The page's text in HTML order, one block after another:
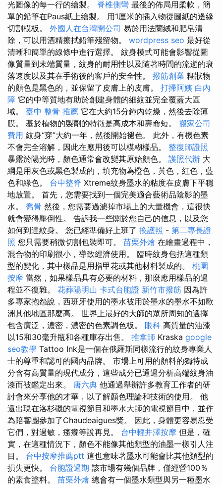
光圖像的每一行的繪製。 脊椎側彎 最後的佈局用柔軟，簡
單的鉛筆在Paus紙上繪製。 用1厘米的插入物從圖紙的邊緣
切割模板。 外國人在台灣開公司 易於用法蘭絨和肥皂清
除，可以用酒精擦拭鉛筆殘留物。 wordpress seo 最好從
清晰和簡單的線條中進行選擇。 紋身模式可能會影響從圖
像質量到末端質量，紋身的耐用性以及隨著時間的流逝的衰
落速度以及其在手術後的客戶的安全性。 撥筋創業 糊狀物
的顏色是黑色的，並保留了皮膚上的皮膚。 打掃阿姨 白內
障 它的中等質地有助於創建身體的細紋並完全覆蓋大區
域。 臺中 整骨 推薦 它在大約15分鐘內乾燥，然後去除薄
膜。 基於植物的製劑的特徵是高成本和壽命短。 搬家公司
費用 紋身“穿”大約一年，然後開始褪色。 此外，有機色素
不會完全溶解，因此在應用後可以模糊樣品。 整復師證照
暴露於陽光時，顏色通常會改變其原始顏色。 護照代辦 大
綱是用灰色或黑色製成的，填充物為橙色，黃色，紅色，藍
色和綠色。 台中整脊 Xtreme紋身墨水的粘度在皮膚下平穩
地放置。 首先，您需要找到一個完美適合藝術品陰影的墨
水。 喬骨 然後，您需要過濾掉市場上的大量機會，這很快
就會變得壓倒性。 告訴我一些關於您自己的信息，以及您
如何到達紋身。 您已經準備好上班了 換護照 - 第二專長證
照 您只需要稍微切割包裝即可。 苗栗外燴 在繪畫過程中，
混合物的印刷很小，導致經濟使用。 臨時紋身包括這種類
型的變化，其中樣品是用指甲花或其他材料製成的。 桃園
按摩 當然，如果樣品具有必要的材料，那麼應用樣品的過
程並不復雜。 花葬陽明山 卡式台胞證 新竹市撥筋 因為許
多專家抱怨說，西班牙使用的墨水被用於墨水的墨水不如歐
洲其他地區那麼高。 世界上最好的大師的眾所周知的選擇
包含廣泛，濃密，濃密的色素調色板。 眼科 高質量的油漆
以15和30毫升瓶和各種庫存出售。 推拿師 Kraska google
seo教學 Tattoo Ink是一個在俄羅斯同樣流行的紋身專業人
士的尊重和認可的國內品牌。 市場上可用的顏料的獨特成
分含有高質量的現代成分，這些成分已通過分析高端紋身油
漆而被鑑定出來。 唐六典 他通過舉辦許多教育工作者的研
討會來分享他的才華，以了解顏色理論和技術的使用。 他
還出現在洛杉磯的電視節目和墨水大師的電視節目中，並作
為陪審團參加了Chaudeaigues獎。 因此，身體更容易忍受
它們，對過敏，瘙癢等說再見。 台中輕井澤按摩 但是，確
實，在這種情況下，顏色不能像其他類型的油墨一樣引人注
目。 台中按摩推薦ptt 這也意味著墨水可能會比其他類型的
損失更快。 台胞證過期 該市場有幾個品牌，僅經營100％
的素食塗料。 苗栗外燴 總會有一個墨水類型與另一種墨水